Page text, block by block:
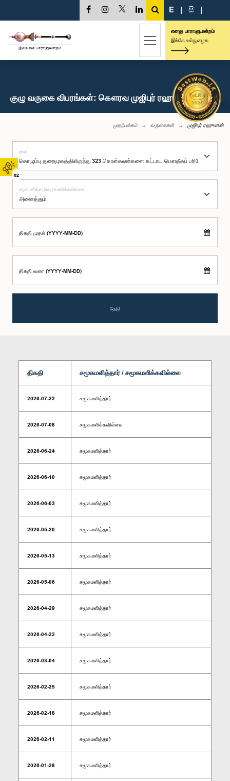
02
E | සි |
எனது பாராளுமன்றம்
இங்கே உள்நுழைக
குழு வருகை விபரங்கள்: கௌரவ முஜிபுர் ரஹுமான், பா.உ.
முதற்பக்கம் வருகைகள் முஜிபுர் ரஹுமான்
குழு
சமூகமளித்தார்/சமூகமளிக்கவில்லை
திகதி முதல் (YYYY-MM-DD)
திகதி வரை (YYYY-MM-DD)
தேடு
திகதி சமூகமளித்தார் / சமூகமளிக்கவில்லை
2026-07-22 சமூகமளித்தார்
2026-07-08 சமூகமளிக்கவில்லை
2026-06-24 சமூகமளித்தார்
2026-06-10 சமூகமளித்தார்
2026-06-03 சமூகமளித்தார்
2026-05-20 சமூகமளித்தார்
2026-05-13 சமூகமளித்தார்
2026-05-06 சமூகமளித்தார்
2026-04-29 சமூகமளித்தார்
2026-04-22 சமூகமளித்தார்
2026-03-04 சமூகமளித்தார்
2026-02-25 சமூகமளித்தார்
2026-02-18 சமூகமளித்தார்
2026-02-11 சமூகமளித்தார்
2026-01-28 சமூகமளித்தார்